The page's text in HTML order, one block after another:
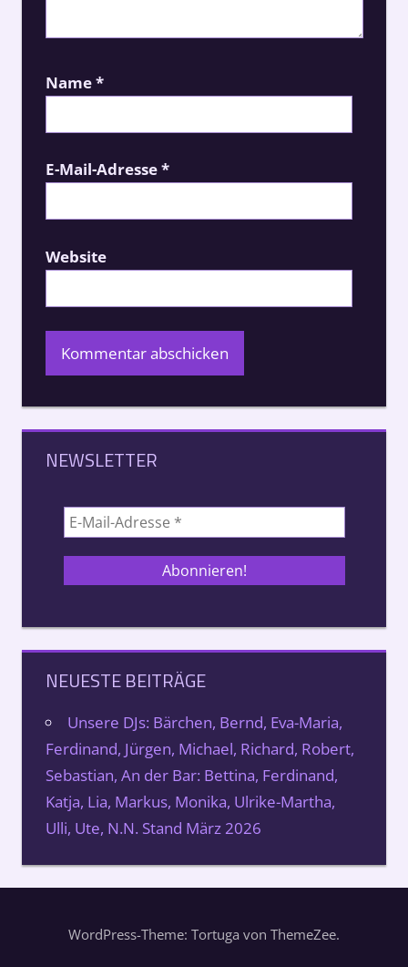
Name*
E-Mail-Adresse*
Website
NEWSLETTER
NEUESTE BEITRÄGE
Unsere DJs: Bärchen, Bernd, Eva-Maria,
Ferdinand, Jürgen, Michael, Richard, Robert,
Sebastian, An der Bar: Bettina, Ferdinand,
Katja, Lia, Markus, Monika, Ulrike-Martha,
Ulli, Ute, N.N. Stand März 2026
WordPress-Theme: Tortuga von ThemeZee.